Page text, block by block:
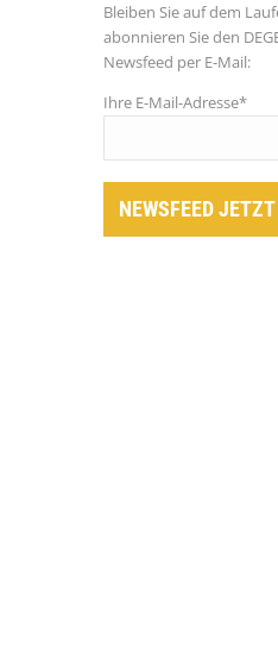
Bleiben Sie auf dem
abonnieren Sie den
Newsfeed per E-Mail:
Ihre E-Mail-Adresse*